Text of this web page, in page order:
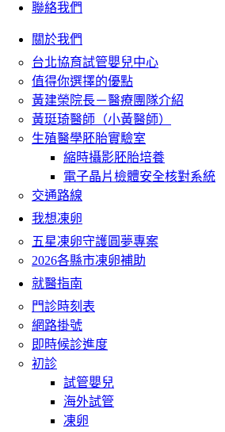
聯絡我們
關於我們
台北協育試管嬰兒中心
值得你選擇的優點
黃建榮院長－醫療團隊介紹
黃珽琦醫師（小黃醫師）
生殖醫學胚胎實驗室
縮時攝影胚胎培養
電子晶片檢體安全核對系統
交通路線
我想凍卵
五星凍卵守護圓夢專案
2026各縣市凍卵補助
就醫指南
門診時刻表
網路掛號
即時候診進度
初診
試管嬰兒
海外試管
凍卵